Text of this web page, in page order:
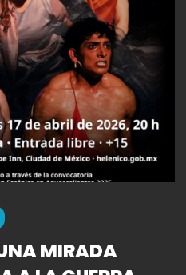
MIRADA